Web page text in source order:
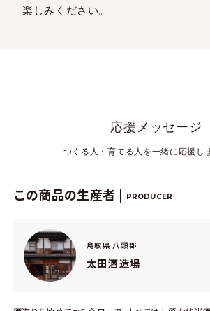
楽しみください。
応援メッセージ
つくる人・育てる人を一緒に応援し
この商品の生産者 | PRODUCER
鳥取県 八頭郡
太田酒造場